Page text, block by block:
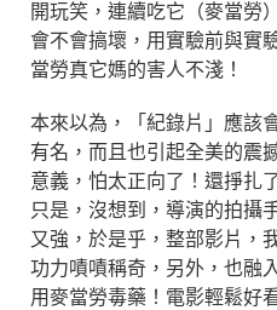
開玩笑，連續吃它（麥當勞
會不會搞壞，用實驗前與實
當勞真它媽的害人不淺！
本來以為，「紀錄片」應該
有名，而且也引起全美的震
意義，怕太正向了！還掙扎
只是，沒想到，導演的拍攝
又強，於是乎，整部影片，
功力嘖嘖稱奇，另外，也融
用麥當勞毒藥！電影輕鬆好